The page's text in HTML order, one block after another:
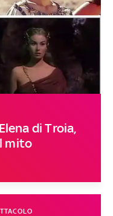
di Troia,
mito